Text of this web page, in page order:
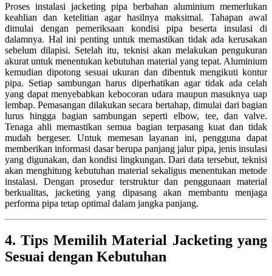
Proses instalasi jacketing pipa berbahan aluminium memerlukan
keahlian dan ketelitian agar hasilnya maksimal. Tahapan awal
dimulai dengan pemeriksaan kondisi pipa beserta insulasi di
dalamnya. Hal ini penting untuk memastikan tidak ada kerusakan
sebelum dilapisi. Setelah itu, teknisi akan melakukan pengukuran
akurat untuk menentukan kebutuhan material yang tepat. Aluminium
kemudian dipotong sesuai ukuran dan dibentuk mengikuti kontur
pipa. Setiap sambungan harus diperhatikan agar tidak ada celah
yang dapat menyebabkan kebocoran udara maupun masuknya uap
lembap. Pemasangan dilakukan secara bertahap, dimulai dari bagian
lurus hingga bagian sambungan seperti elbow, tee, dan valve.
Tenaga ahli memastikan semua bagian terpasang kuat dan tidak
mudah bergeser. Untuk memesan layanan ini, pengguna dapat
memberikan informasi dasar berupa panjang jalur pipa, jenis insulasi
yang digunakan, dan kondisi lingkungan. Dari data tersebut, teknisi
akan menghitung kebutuhan material sekaligus menentukan metode
instalasi. Dengan prosedur terstruktur dan penggunaan material
berkualitas, jacketing yang dipasang akan membantu menjaga
performa pipa tetap optimal dalam jangka panjang.
4. Tips Memilih Material Jacketing yang
Sesuai dengan Kebutuhan